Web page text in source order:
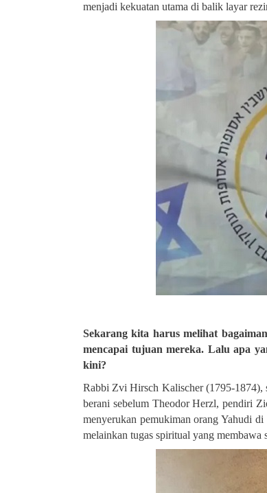
menjadi kekuatan utama di balik layar
Sekarang kita harus melihat
mencapai tujuan mereka. Lalu apa
kini?
Rabbi Zvi Hirsch Kalischer (1795-1874),
berani sebelum Theodor Herzl, pendiri
menyerukan pemukiman orang Yahudi
melainkan tugas spiritual yang membawa